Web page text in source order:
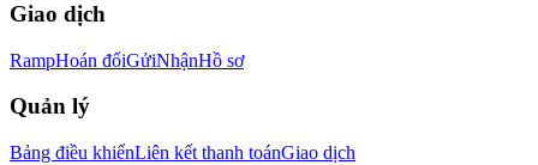
Giao dịch
RampHoán đổiGửiNhậnHồ sơ
Quản lý
Bảng điều khiểnLiên kết thanh toánGiao dịch